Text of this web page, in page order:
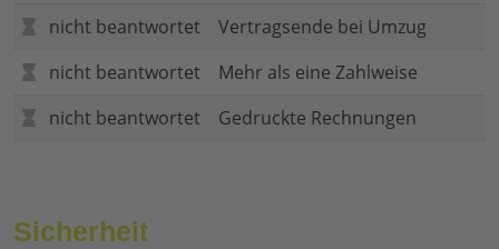
nicht beantwortet
Vertragsende bei Umzug
nicht beantwortet
Mehr als eine Zahlweise
nicht beantwortet
Gedruckte Rechnungen
Sicherheit